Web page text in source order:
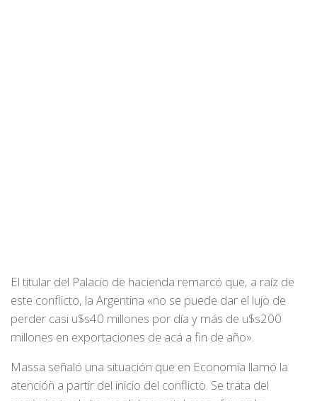
El titular del Palacio de hacienda remarcó que, a raíz de
este conflicto, la Argentina «no se puede dar el lujo de
perder casi u$s40 millones por día y más de u$s200
millones en exportaciones de acá a fin de año».
Massa señaló una situación que en Economía llamó la
atención a partir del inicio del conflicto. Se trata del